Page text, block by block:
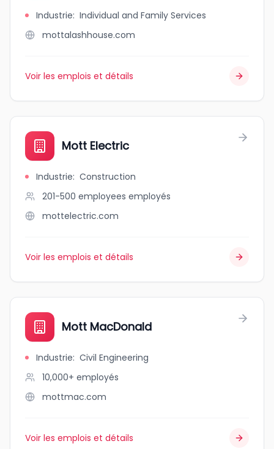
Industrie: Individual and Family Services
mottalashhouse.com
Voir les emplois et détails
Mott Electric
Industrie: Construction
201-500 employees employés
mottelectric.com
Voir les emplois et détails
Mott MacDonald
Industrie: Civil Engineering
10,000+ employés
mottmac.com
Voir les emplois et détails